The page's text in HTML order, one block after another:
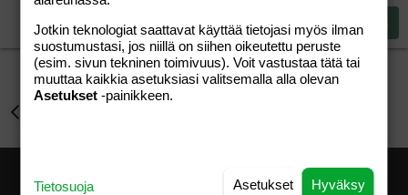
18
22
26
Tahoma
Times New Roman
Trebuchet MS
Heading 3 Lähetä vastaus
Jotkin teknologiat saattavat käyttää tietojasi myös ilman
suostumustasi, jos niillä on siihen oikeutettu peruste
(esim. sivun tekninen toimivuus). Voit vastustaa tätä tai
muuttaa kaikkia asetuksiasi valitsemalla alla olevan
Asetukset -painikkeen.
Hyväksy
Asetukset
Tietosuoja